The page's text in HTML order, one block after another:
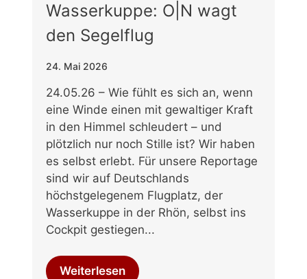
Wasserkuppe: O|N wagt
den Segelflug
24. Mai 2026
24.05.26 – Wie fühlt es sich an, wenn
eine Winde einen mit gewaltiger Kraft
in den Himmel schleudert – und
plötzlich nur noch Stille ist? Wir haben
es selbst erlebt. Für unsere Reportage
sind wir auf Deutschlands
höchstgelegenem Flugplatz, der
Wasserkuppe in der Rhön, selbst ins
Cockpit gestiegen...
Weiterlesen